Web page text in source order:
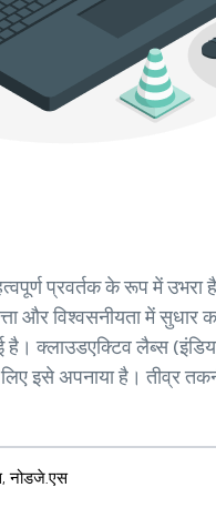
प्रवर्तक के रूप में
और विश्वसनीयता में
है। क्लाउडएक्टिव लैब्स
इसे अपनाया है। तीव्र
,नोडजे.एस